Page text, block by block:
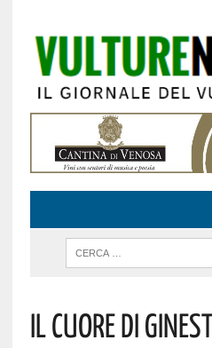
Il Cuore Di